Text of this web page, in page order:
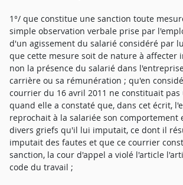
1°/ que constitue une sanction toute
simple observation verbale prise par
d'un agissement du salarié considéré par
que cette mesure soit de nature à affecter
non la présence du salarié dans
carrière ou sa rémunération ; qu'en
courrier du 16 avril 2011 ne constituait pas
quand elle a constaté que, dans cet écrit,
reprochait à la salariée son comportement
divers griefs qu'il lui imputait, ce dont il
imputait des fautes et que ce courrier
sanction, la cour d'appel a violé l'article
code du travail ;